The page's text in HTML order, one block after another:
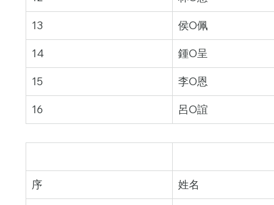
13 侯O佩
14 鍾O呈
15 李O恩
16 呂O誼
序 姓名